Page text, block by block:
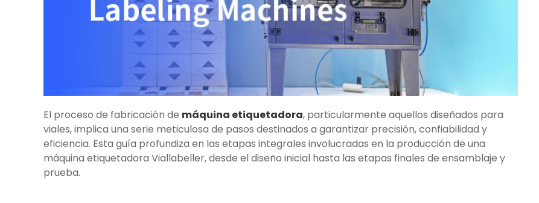
El proceso de fabricación de máquina etiquetadora, particularmente aquellos diseñados para
viales, implica una serie meticulosa de pasos destinados a garantizar precisión, confiabilidad y
eficiencia. Esta guía profundiza en las etapas integrales involucradas en la producción de una
máquina etiquetadora Viallabeller, desde el diseño inicial hasta las etapas finales de ensamblaje y
prueba.